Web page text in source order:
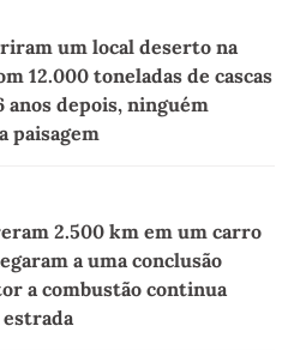
um local deserto na
12.000 toneladas de cascas
anos depois, ninguém
paisagem
2.500 km em um carro
a uma conclusão
a combustão continua